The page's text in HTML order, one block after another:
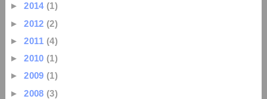
►2014 (1)
►2012 (2)
►2011 (4)
►2010 (1)
►2009 (1)
►2008 (3)